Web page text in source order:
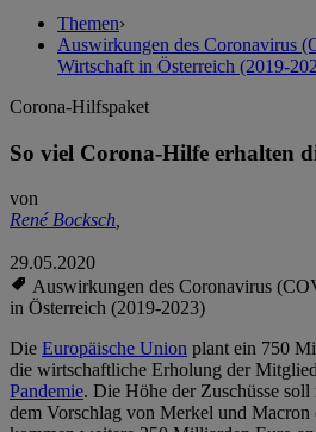
Themen›
Auswirkungen des Coronavirus
Wirtschaft in Österreich (2019-
Corona-Hilfspaket
So viel Corona-Hilfe erhalten
von
René Bocksch,
29.05.2020
Auswirkungen des Coronavirus
in Österreich (2019-2023)
Die Europäische Union plant ein 750
die wirtschaftliche Erholung der
Pandemie. Die Höhe der Zuschüsse
dem Vorschlag von Merkel und Macron